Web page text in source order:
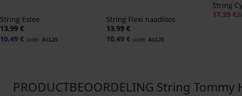
String Estee
13,99 €
10,49 € code: ALL25
String Flexi naadloos
13,99 €
10,49 € code: ALL25
String
17,39 €
PRODUCTBEOORDELING String